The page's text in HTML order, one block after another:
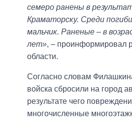
семеро ранены в
Краматорску. Среди
мальчик. Раненые – в
лет», – проинформировал
области.
Согласно словам
войска сбросили на город
результате чего
многочисленные